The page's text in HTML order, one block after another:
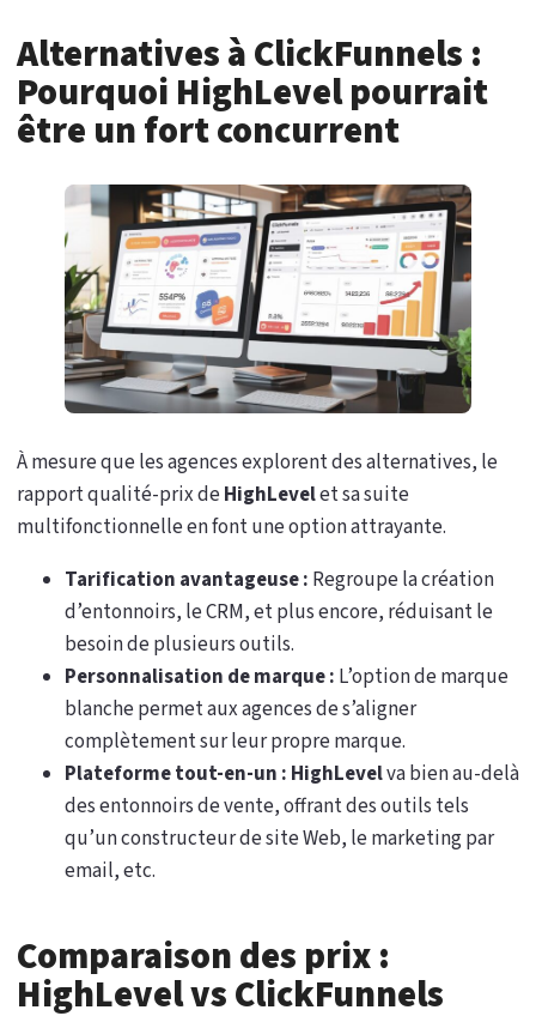
Alternatives à ClickFunnels :
Pourquoi HighLevel pourrait
être un fort concurrent
À mesure que les agences explorent des alternatives, le
rapport qualité-prix deHighLevelet sa suite
multifonctionnelle en font une option attrayante.
Tarification avantageuse : Regroupe la création
d’entonnoirs, le CRM, et plus encore, réduisant le
besoin de plusieurs outils.
Personnalisation de marque : L’option de marque
blanche permet aux agences de s’aligner
complètement sur leur propre marque.
Plateforme tout-en-un : HighLevelva bien au-delà
des entonnoirs de vente, offrant des outils tels
qu’un constructeur de site Web, le marketing par
email, etc.
Comparaison des prix :
HighLevel vs ClickFunnels